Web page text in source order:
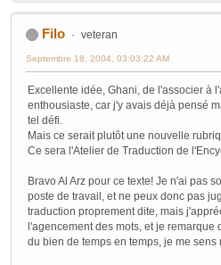
Filo veteran
Septembre 18, 2004, 03:03:22 AM
Excellente idée, Ghani, de l'associer à
enthousiaste, car j'y avais déjà pensé
tel défi.
Mais ce serait plutôt une nouvelle
Ce sera l'Atelier de Traduction de
Bravo Al Arz pour ce texte! Je n'ai pas
poste de travail, et ne peux donc pas
traduction proprement dite, mais
l'agencement des mots, et je remarque
du bien de temps en temps, je me sens